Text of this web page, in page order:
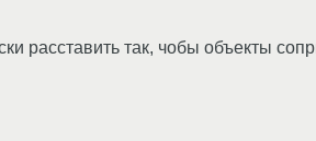
расставить так, чобы объекты